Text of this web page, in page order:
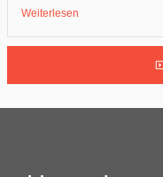
Weiterlesen